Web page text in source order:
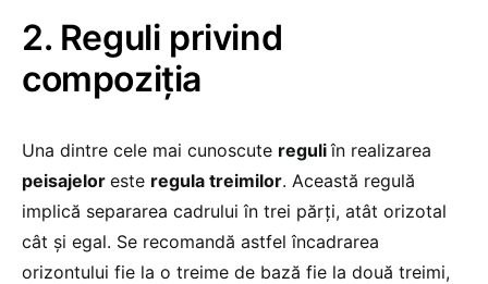
2. Reguli privind
compoziţia
Una dintre cele mai cunoscute reguliîn realizarea
peisajelor este regula treimilor. Această regulă
implică separarea cadrului în trei părţi, atât orizotal
cât şi egal. Se recomandă astfel încadrarea
orizontului fie la o treime de bază fie la două treimi,